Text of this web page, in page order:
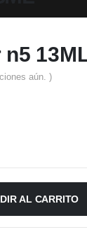
aún. )
AL CARRITO